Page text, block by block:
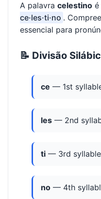
A palavra celestino é
ce·les·ti·no .
essencial para
📝 Divisão
ce — 1st
les — 2nd
ti — 3rd syllable
no — 4th